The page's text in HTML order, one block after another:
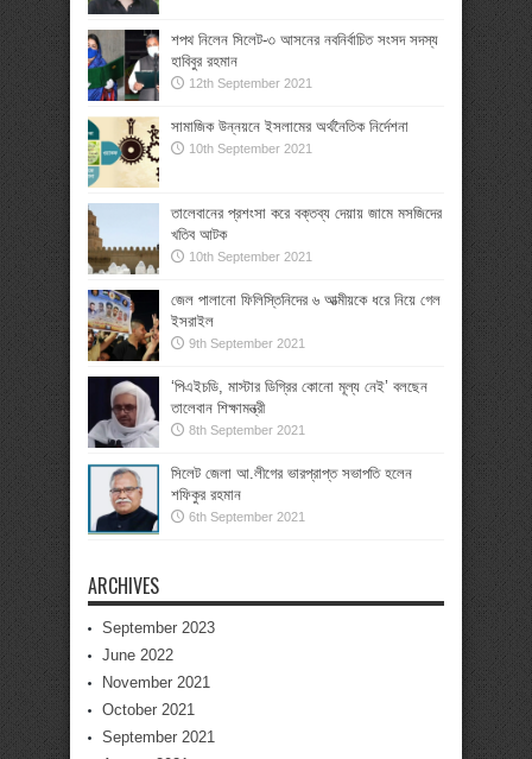
শপথ নিলেন সিলেট-৩ আসনের নবনির্বাচিত সংসদ সদস্য
হাবিবুর রহমান
12th September 2021
সামাজিক উন্নয়নে ইসলামের অর্থনৈতিক নির্দেশনা
10th September 2021
তালেবানের প্রশংসা করে বক্তব্য দেয়ায় জামে মসজিদের
খতিব আটক
10th September 2021
জেল পালানো ফিলিস্তিনিদের ৬ আত্মীয়কে ধরে নিয়ে গেল
ইসরাইল
9th September 2021
‘পিএইচডি, মাস্টার ডিগ্রির কোনো মূল্য নেই’ বলছেন
তালেবান শিক্ষামন্ত্রী
8th September 2021
সিলেট জেলা আ.লীগের ভারপ্রাপ্ত সভাপতি হলেন
শফিকুর রহমান
6th September 2021
ARCHIVES
September 2023
June 2022
November 2021
October 2021
September 2021